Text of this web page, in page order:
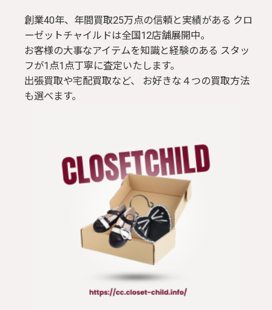
創業40年、年間買取25万点の信頼と実績がある クロ
ーゼットチャイルドは全国12店舗展開中。
お客様の大事なアイテムを知識と経験のある スタッ
フが1点1点丁寧に査定いたします。
出張買取や宅配買取など、 お好きな４つの買取方法
も選べます。